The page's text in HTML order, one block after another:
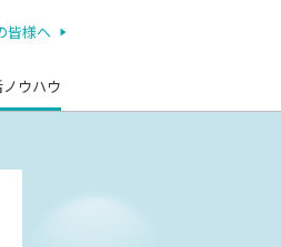
皆様へ
ウハウ